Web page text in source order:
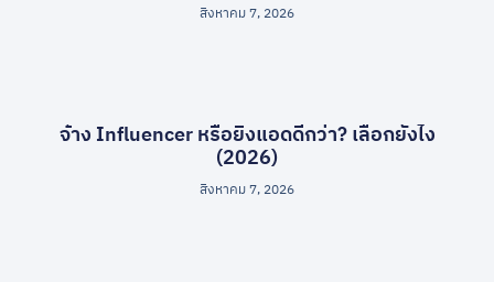
สิงหาคม 7, 2026
จ้าง Influencer หรือยิงแอดดีกว่า? เลือกยังไง
(2026)
สิงหาคม 7, 2026